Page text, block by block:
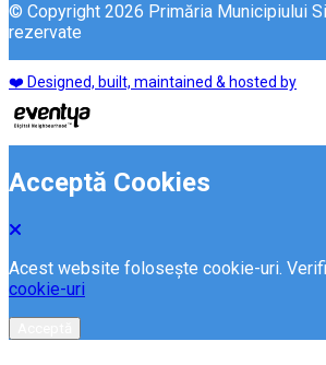
© Copyright 2026 Primăria Municipiului
rezervate
❤️ Designed, built, maintained & hosted by
Acceptă Cookies
Acest website folosește cookie-uri.
cookie-uri